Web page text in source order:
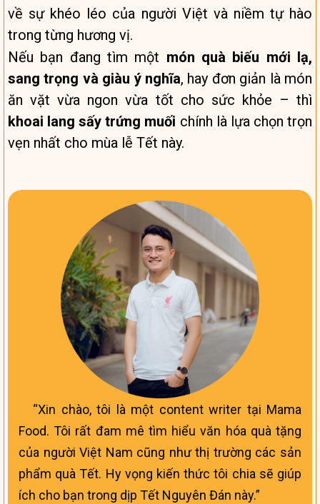
về sự khéo léo của người Việt và niềm tự hào
trong từng hương vị.
Nếu bạn đang tìm một món quà biếu mới lạ,
sang trọng và giàu ý nghĩa, hay đơn giản là món
ăn vặt vừa ngon vừa tốt cho sức khỏe – thì
khoai lang sấy trứng muối chính là lựa chọn trọn
vẹn nhất cho mùa lễ Tết này.
Xin chào, tôi là một content writer tại Mama
Food. Tôi rất đam mê tìm hiểu văn hóa quà tặng
của người Việt Nam cũng như thị trường các sản
phẩm quà Tết. Hy vọng kiến thức tôi chia sẽ giúp
ích cho bạn trong dịp Tết Nguyên Đán này.